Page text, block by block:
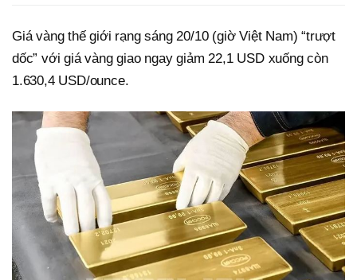
Giá vàng thế giới rạng sáng 20/10 (giờ Việt Nam) “trượt
dốc” với giá vàng giao ngay giảm 22,1 USD xuống còn
1.630,4 USD/ounce.